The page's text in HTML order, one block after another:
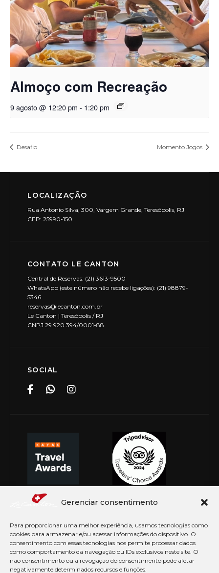
Gerenciar consentimento
Para proporcionar uma melhor experiência, usamos tecnologias como
cookies para armazenar e/ou acessar informações do dispositivo. O
consentimento com essas tecnologias nos permite processar dados
como comportamento da navegação ou IDs exclusivos neste site. O
não consentimento ou a revogação do consentimento pode afetar
negativamente determinados recursos e funções.
Almoço com Recreação
9 agosto @ 12:20 pm - 1:20 pm
Desafio Momento Jogos
LOCALIZAÇÃO
Rua Antonio Silva, 300, Vargem Grande, Teresópolis, RJ
CEP: 25990-150
CONTATO LE CANTON
Central de Reservas: (21) 3613-9500
WhatsApp (este número não recebe ligações): (21) 98879-
5346
reservas@lecanton.com.br
Le Canton | Teresópolis / RJ
CNPJ 29.920.394/0001-88
SOCIAL
© Copyright 2026 Le Canton. Todos os direitos